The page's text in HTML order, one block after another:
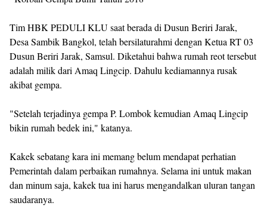
Tim HBK PEDULI KLU saat berada di Dusun Beriri Jarak,
Desa Sambik Bangkol, telah bersilaturahmi dengan Ketua RT 03
Dusun Beriri Jarak, Samsul. Diketahui bahwa rumah reot tersebut
adalah milik dari Amaq Lingcip. Dahulu kediamannya rusak
akibat gempa.
"Setelah terjadinya gempa P. Lombok kemudian Amaq Lingcip
bikin rumah bedek ini," katanya.
Kakek sebatang kara ini memang belum mendapat perhatian
Pemerintah dalam perbaikan rumahnya. Selama ini untuk makan
dan minum saja, kakek tua ini harus mengandalkan uluran tangan
saudaranya.